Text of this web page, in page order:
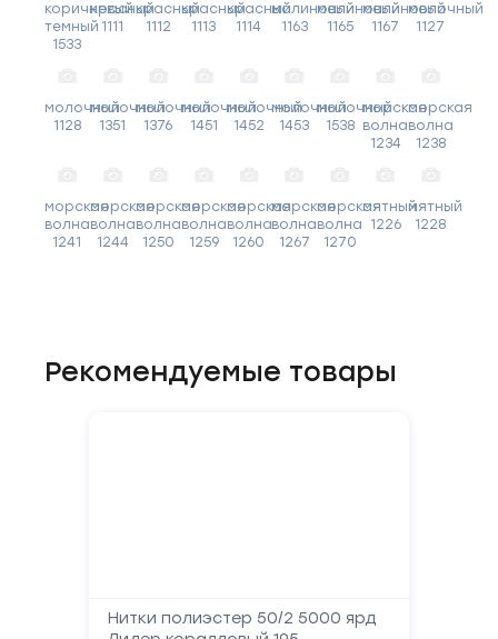
коричневый
темный
1533
красный
1111
красный
1112
красный
1113
красный
1114
малиновый
1163
малиновый
1165
малиновый
1167
молочный
1127
молочный
1128
молочный
1351
молочный
1376
молочный
1451
молочный
1452
молочный
1453
молочный
1538
морская
волна
1234
морская
волна
1238
морская
волна
1241
морская
волна
1244
морская
волна
1250
морская
волна
1259
морская
волна
1260
морская
волна
1267
морская
волна
1270
мятный
1226
мятный
1228
Рекомендуемые товары
Нитки полиэстер 50/2 5000 ярд